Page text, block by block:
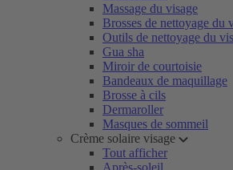
Massage du visage
Brosses de nettoyage du
Outils de nettoyage du
Gua sha
Miroir de courtoisie
Bandeaux de maquillage
Brosse à cils
Dermaroller
Masques de sommeil
Crème solaire visage
Tout afficher
Après-soleil